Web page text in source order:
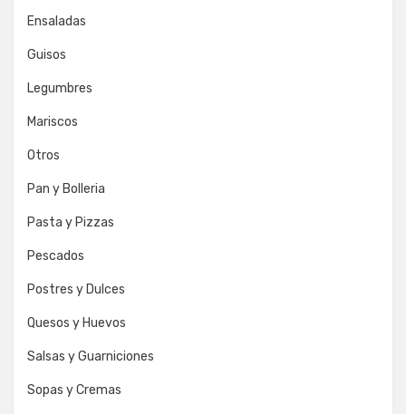
Ensaladas
Guisos
Legumbres
Mariscos
Otros
Pan y Bolleria
Pasta y Pizzas
Pescados
Postres y Dulces
Quesos y Huevos
Salsas y Guarniciones
Sopas y Cremas